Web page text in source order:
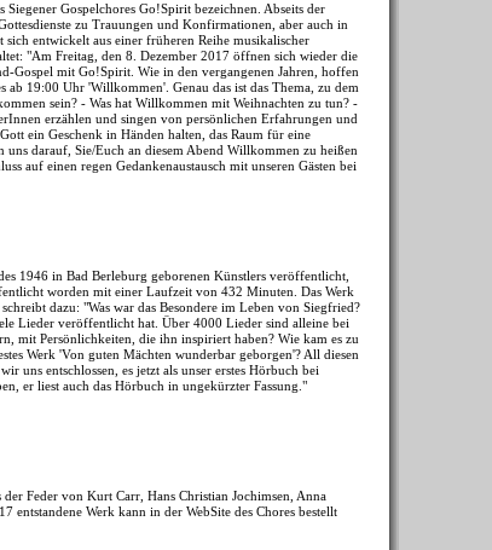
Gospelchores Go!Spirit bezeichnen. Abseits der
zu Trauungen und Konfirmationen, aber auch in
entwickelt aus einer früheren Reihe musikalischer
"Am Freitag, den 8. Dezember 2017 öffnen sich wieder die
Gospel mit Go!Spirit. Wie in den vergangenen Jahren, hoffen
19:00 Uhr 'Willkommen'. Genau das ist das Thema, zu dem
sein? - Was hat Willkommen mit Weihnachten zu tun? -
erzählen und singen von persönlichen Erfahrungen und
ein Geschenk in Händen halten, das Raum für eine
darauf, Sie/Euch an diesem Abend Willkommen zu heißen
auf einen regen Gedankenaustausch mit unseren Gästen bei
1946 in Bad Berleburg geborenen Künstlers veröffentlicht,
worden mit einer Laufzeit von 432 Minuten. Das Werk
dazu: "Was war das Besondere im Leben von Siegfried?
Lieder veröffentlicht hat. Über 4000 Lieder sind alleine bei
mit Persönlichkeiten, die ihn inspiriert haben? Wie kam es zu
Werk 'Von guten Mächten wunderbar geborgen'? All diesen
uns entschlossen, es jetzt als unser erstes Hörbuch bei
er liest auch das Hörbuch in ungekürzter Fassung."
Feder von Kurt Carr, Hans Christian Jochimsen, Anna
entstandene Werk kann in der WebSite des Chores bestellt